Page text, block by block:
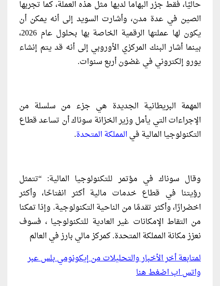
حاليًا، فقط جزر البهاما لديها مثل هذه العملة، كما تجربها
الصين في عدة مدن، وأشارت السويد إلى أنه يمكن أن
يكون لها عملتها الرقمية الخاصة بها بحلول عام 2026،
بينما أشار البنك المركزي الأوروبي إلى أنه قد يتم إنشاء
يورو إلكتروني في غضون أربع سنوات.
المهمة البريطانية الجديدة هي جزء من سلسلة من
الإجراءات التي يأمل وزير الخزانة سوناك أن تساعد قطاع
التكنولوجيا المالية فيالمملكة المتحدة.
وقال سوناك في مؤتمر للتكنولوجيا المالية: “تتمثل
رؤيتنا في قطاع خدمات مالية أكثر انفتاحًا، وأكثر
اخضرارًا، وأكثر تقدمًا من الناحية التكنولوجية. وإذا تمكنا
من التقاط الإمكانات غير العادية للتكنولوجيا ، فسوف
نعزز مكانة المملكة المتحدة. كمركز مالي بارز في العالم
لمتابعة أخر الأخبار والتحليلات من إيكونومي بلس عبر
واتس اب اضغط هنا